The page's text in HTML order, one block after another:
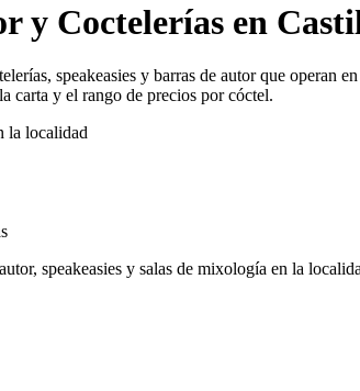
y Coctelerías en
speakeasies y barras de autor que
carta y el rango de precios por cóctel.
la localidad
speakeasies y salas de mixología en la